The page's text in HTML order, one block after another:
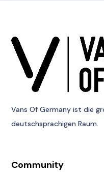
Vans Of Germany ist die
deutschsprachigen Raum.
Community